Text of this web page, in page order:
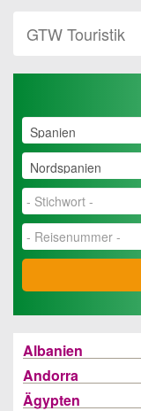
GTW Touristik
Albanien
Andorra
Ägypten